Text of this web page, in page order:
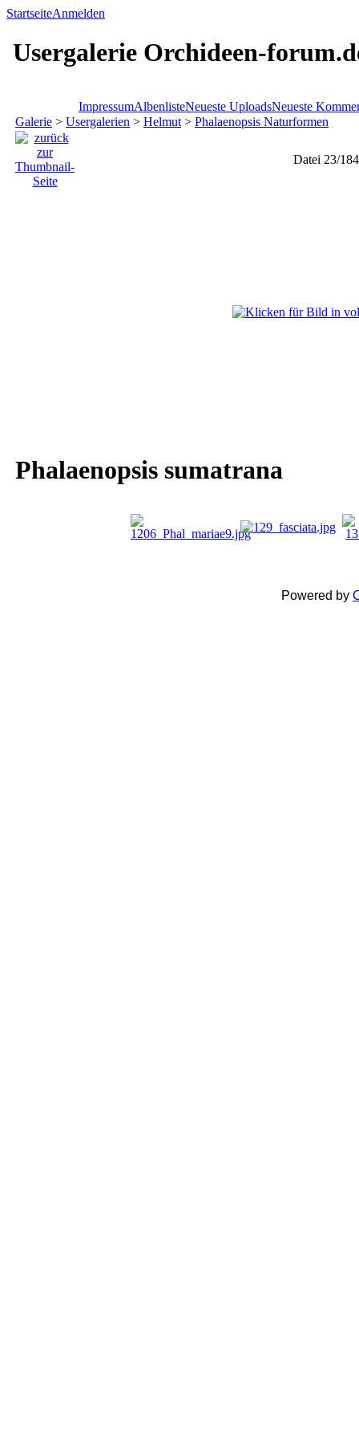
StartseiteAnmelden
Usergalerie Orchideen-
ImpressumAlbenlisteNeueste UploadsNeueste
Galerie > Usergalerien > Helmut > Phalaenopsis Naturformen
Datei 23/184
Phalaenopsis sumatrana
Powered by